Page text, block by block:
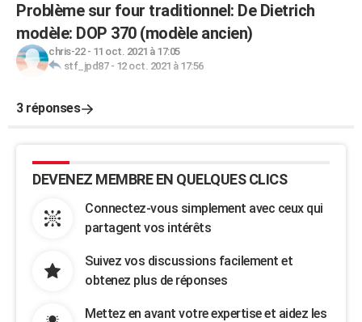
Problème sur four traditionnel: De Dietrich
modèle: DOP 370 (modèle ancien)
chris-22- 11 oct. 2021 à 17:05
stf_jpd87- 12 oct. 2021 à 17:56
3 réponses
DEVENEZ MEMBRE EN QUELQUES CLICS
Connectez-vous simplement avec ceux qui
partagent vos intérêts
Suivez vos discussions facilement et
obtenez plus de réponses
Mettez en avant votre expertise et aidez les